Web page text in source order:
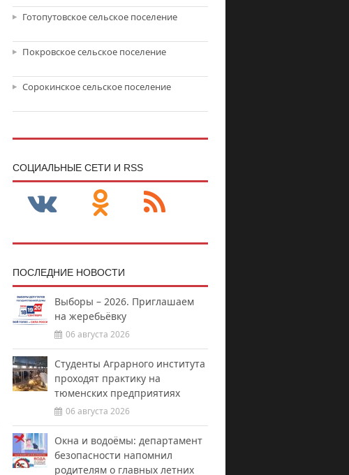
Готопутовское сельское поселение
Покровское сельское поселение
Сорокинское сельское поселение
CОЦИАЛЬНЫЕ СЕТИ И RSS
ПОСЛЕДНИЕ НОВОСТИ
Выборы – 2026. Приглашаем
на жеребьёвку
06 августа 2026
Студенты Аграрного института
проходят практику на
тюменских предприятиях
06 августа 2026
Окна и водоёмы: департамент
безопасности напомнил
родителям о главных летних